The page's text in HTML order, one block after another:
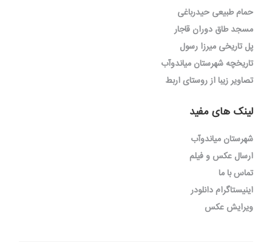
حمام طبیعی حیدرباغی
مسجد طاق دوران قاجار
پل تاریخی میرزا رسول
تاریخچه شهرستان میاندوآب
تصاویر زیبا از روستای اربط
لینک های مفید
شهرستان میاندوآب
ارسال عکس و فیلم
تماس با ما
اینیستاگرام دانلودر
ویرایش عکس